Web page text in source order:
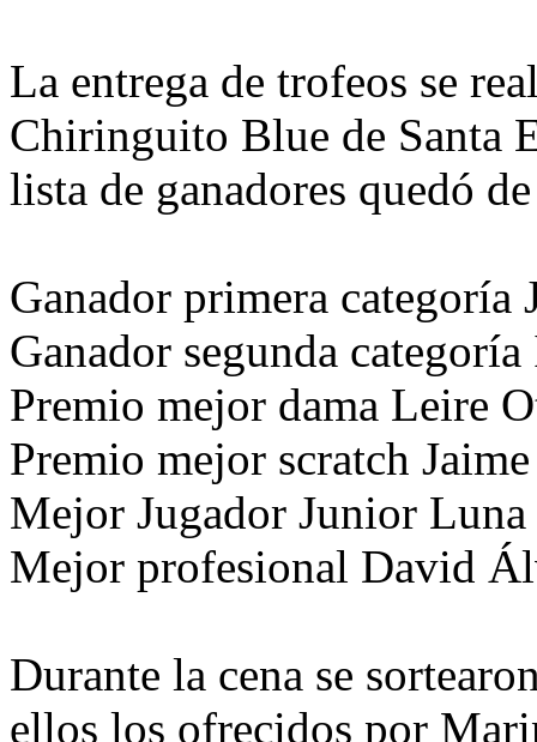
La entrega de trofeos se
Chiringuito Blue de Santa
lista de ganadores quedó
Ganador primera categoría
Ganador segunda categoría
Premio mejor dama Leire
Premio mejor scratch
Mejor Jugador Junior Luna
Mejor profesional David
Durante la cena se
ellos los ofrecidos por